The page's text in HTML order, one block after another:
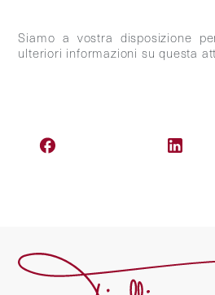
Siamo a vostra disposizione
ulteriori informazioni su questa